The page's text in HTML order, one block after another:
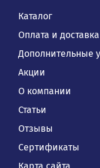
Каталог
Оплата и доставка
Дополнительные
Акции
О компании
Статьи
Отзывы
Сертификаты